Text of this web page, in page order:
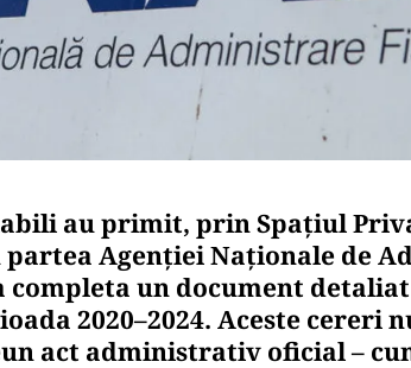
au primit, prin Spațiul
partea Agenției Naționale de
completa un document
2020–2024. Aceste cereri
act administrativ oficial –